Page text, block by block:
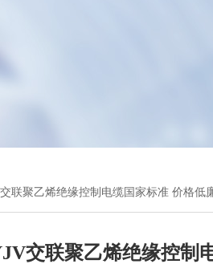
联聚乙烯绝缘控制电缆国家标准 价格低
交联聚乙烯绝缘控制